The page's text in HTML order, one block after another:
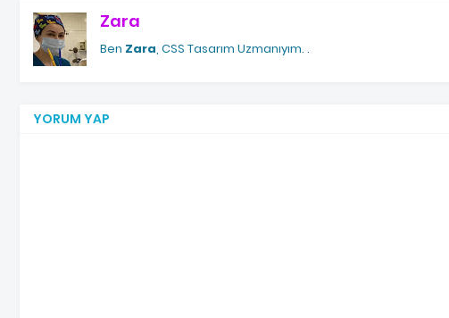
Zara
Ben Zara , CSS Tasarım Uzmanıyım. .
YORUM YAP